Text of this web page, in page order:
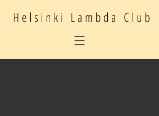
Helsinki Lambda Club